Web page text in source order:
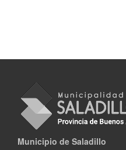
Municipio de Saladillo